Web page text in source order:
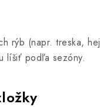
rýb (napr. treska,
líšiť podľa sezóny.